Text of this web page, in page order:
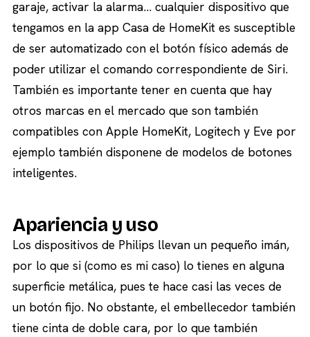
garaje, activar la alarma… cualquier dispositivo que
tengamos en la app Casa de HomeKit es susceptible
de ser automatizado con el botón físico además de
poder utilizar el comando correspondiente de Siri.
También es importante tener en cuenta que hay
otros marcas en el mercado que son también
compatibles con Apple HomeKit, Logitech y Eve por
ejemplo también disponene de modelos de botones
inteligentes.
Apariencia y uso
Los dispositivos de Philips llevan un pequeño imán,
por lo que si (como es mi caso) lo tienes en alguna
superficie metálica, pues te hace casi las veces de
un botón fijo. No obstante, el embellecedor también
tiene cinta de doble cara, por lo que también